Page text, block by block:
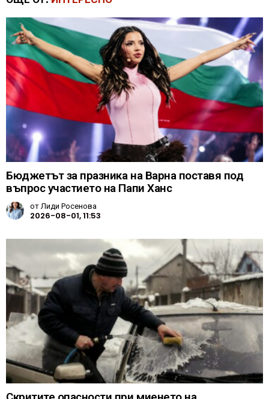
Бюджетът за празника на Варна поставя под
въпрос участието на Папи Ханс
отЛиди Росенова
2026-08-01, 11:53